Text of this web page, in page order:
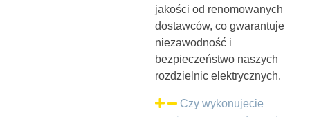
jakości od renomowanych
dostawców, co gwarantuje
niezawodność i
bezpieczeństwo naszych
rozdzielnic elektrycznych.
Czy wykonujecie